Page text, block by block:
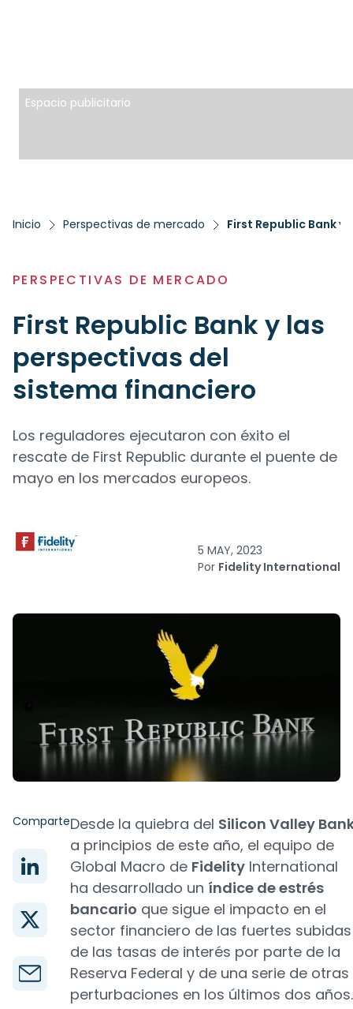
Espacio publicitario
Inicio Perspectivas de mercado First Republic Bank
PERSPECTIVAS DE MERCADO
First Republic Bank y las
perspectivas del
sistema financiero
Los reguladores ejecutaron con éxito el
rescate de First Republic durante el puente de
mayo en los mercados europeos.
5 MAY, 2023
Por Fidelity International
ComparteDesde la quiebra del Silicon Valley
a principios de este año, el equipo de
Global Macro de Fidelity International
ha desarrollado un índice de estrés
bancario que sigue el impacto en el
sector financiero de las fuertes subidas
de las tasas de interés por parte de la
Reserva Federal y de una serie de otras
perturbaciones en los últimos dos años.